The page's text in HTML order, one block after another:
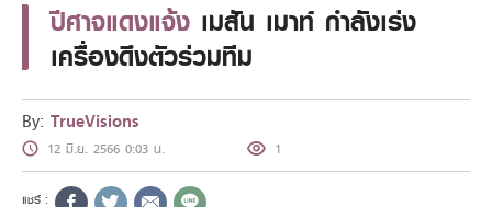
NOW Muay Thai
แพ็กเกจทรูวิชันส์นาวทั้งหมด
เคเบิลและจานดาวเทียม
สิทธิพิเศษ
สิทธิพิเศษลูกค้าทรูวิชั่นส์
Showtime
HoReCa
แพ็กเกจสำหรับผู้ประกอบการ
ปีศาจแดงแจ้ง เมสัน เมาท์ กำลังเร่ง
เครื่องดึงตัวร่วมทีม
By: TrueVisions
12 มิ.ย. 2566 0:03 น. 1